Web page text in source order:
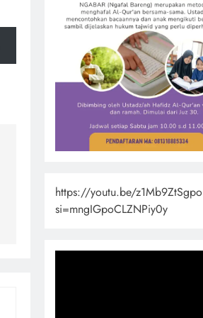
https://youtu.be/
si=mngIGpoCLZNPiy0y